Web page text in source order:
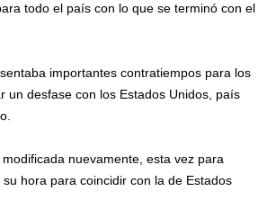
todo el país con lo que se terminó con el
importantes contratiempos para los
un desfase con los Estados Unidos, país
nuevamente, esta vez para
hora para coincidir con la de Estados